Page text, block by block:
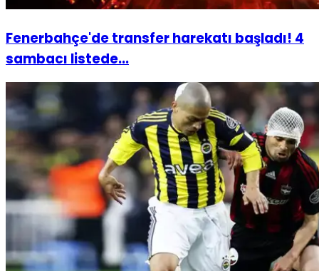
Fenerbahçe'de transfer harekatı başladı! 4
sambacı listede...